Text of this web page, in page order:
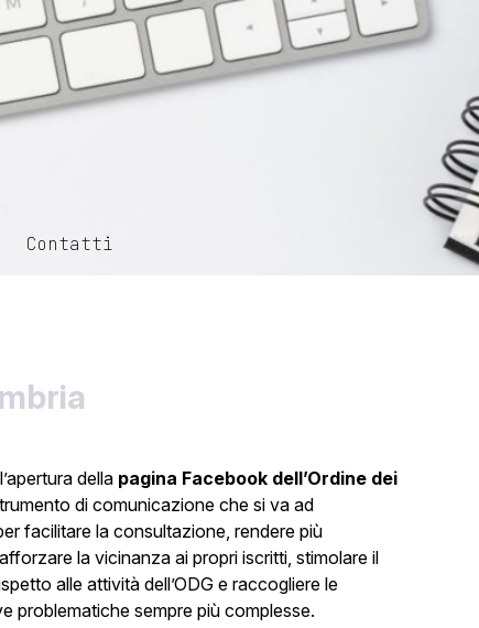
Contatti
della pagina Facebook dell’Ordine dei
di comunicazione che si va ad
facilitare la consultazione, rendere più
la vicinanza ai propri iscritti, stimolare il
alle attività dell’ODG e raccogliere le
problematiche sempre più complesse.